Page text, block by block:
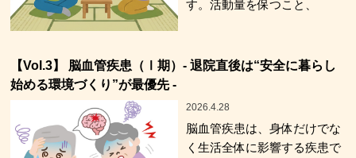
す。活動量を保つこと、
【Vol.3】 脳血管疾患（Ⅰ期）- 退院直後は“安全に暮らし
始める環境づくり”が最優先 -
2026.4.28
脳血管疾患は、身体だけでな
く生活全体に影響する疾患で